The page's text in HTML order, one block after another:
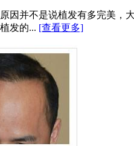
因并不是说植发有多完美，
发的... [查看更多]